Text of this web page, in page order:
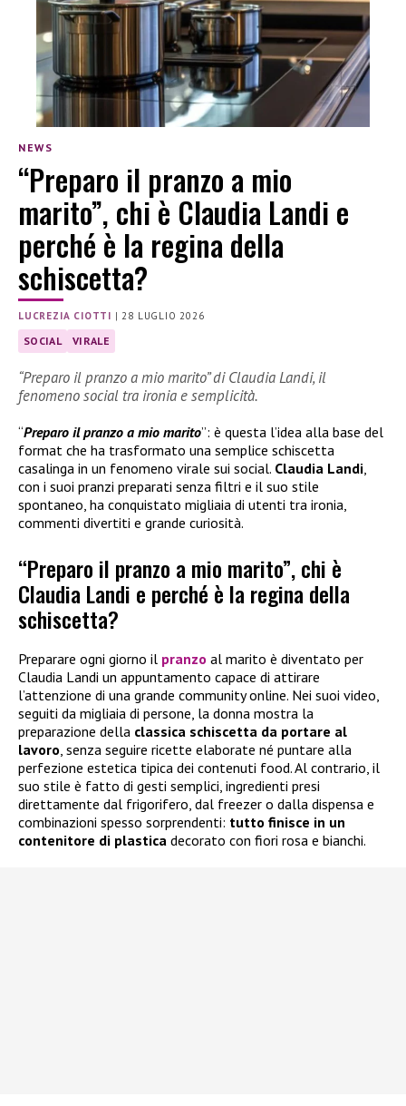
NEWS
“Preparo il pranzo a mio
marito”, chi è Claudia Landi e
perché è la regina della
schiscetta?
LUCREZIA CIOTTI |28 LUGLIO 2026
SOCIAL VIRALE
“Preparo il pranzo a mio marito” di Claudia Landi, il
fenomeno social tra ironia e semplicità.
“Preparo il pranzo a mio marito”: è questa l’idea alla base del
format che ha trasformato una semplice schiscetta
casalinga in un fenomeno virale sui social. Claudia Landi
con i suoi pranzi preparati senza filtri e il suo stile
spontaneo, ha conquistato migliaia di utenti tra ironia,
commenti divertiti e grande curiosità.
“Preparo il pranzo a mio marito”, chi è
Claudia Landi e perché è la regina della
schiscetta?
Preparare ogni giorno il pranzo al marito è diventato per
Claudia Landi un appuntamento capace di attirare
l’attenzione di una grande community online. Nei suoi video,
seguiti da migliaia di persone, la donna mostra la
preparazione della classica schiscetta da portare al
lavoro, senza seguire ricette elaborate né puntare alla
perfezione estetica tipica dei contenuti food. Al contrario, il
suo stile è fatto di gesti semplici, ingredienti presi
direttamente dal frigorifero, dal freezer o dalla dispensa e
combinazioni spesso sorprendenti: tutto finisce in un
contenitore di plastica decorato con fiori rosa e bianchi.